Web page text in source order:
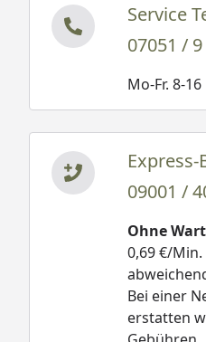
Service
07051 /
Mo-Fr. 8-
09001 /
Ohne
0,69 €/
Bei einer
erstatten